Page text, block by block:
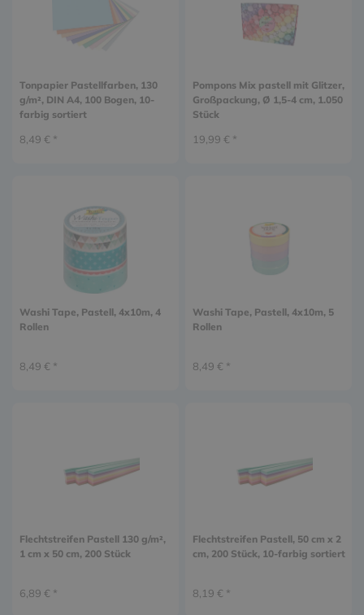
Tonpapier Pastellfarben, 130
g/m², DIN A4, 100 Bogen, 10-
farbig sortiert
8,49 € *
Pompons Mix pastell mit Glitzer,
Großpackung, Ø 1,5-4 cm, 1.050
Stück
19,99 € *
Washi Tape, Pastell, 4x10m, 4
Rollen
8,49 € *
Washi Tape, Pastell, 4x10m, 5
Rollen
8,49 € *
Flechtstreifen Pastell 130 g/m²,
1 cm x 50 cm, 200 Stück
6,89 € *
Flechtstreifen Pastell, 50 cm x 2
cm, 200 Stück, 10-farbig sortiert
8,19 € *